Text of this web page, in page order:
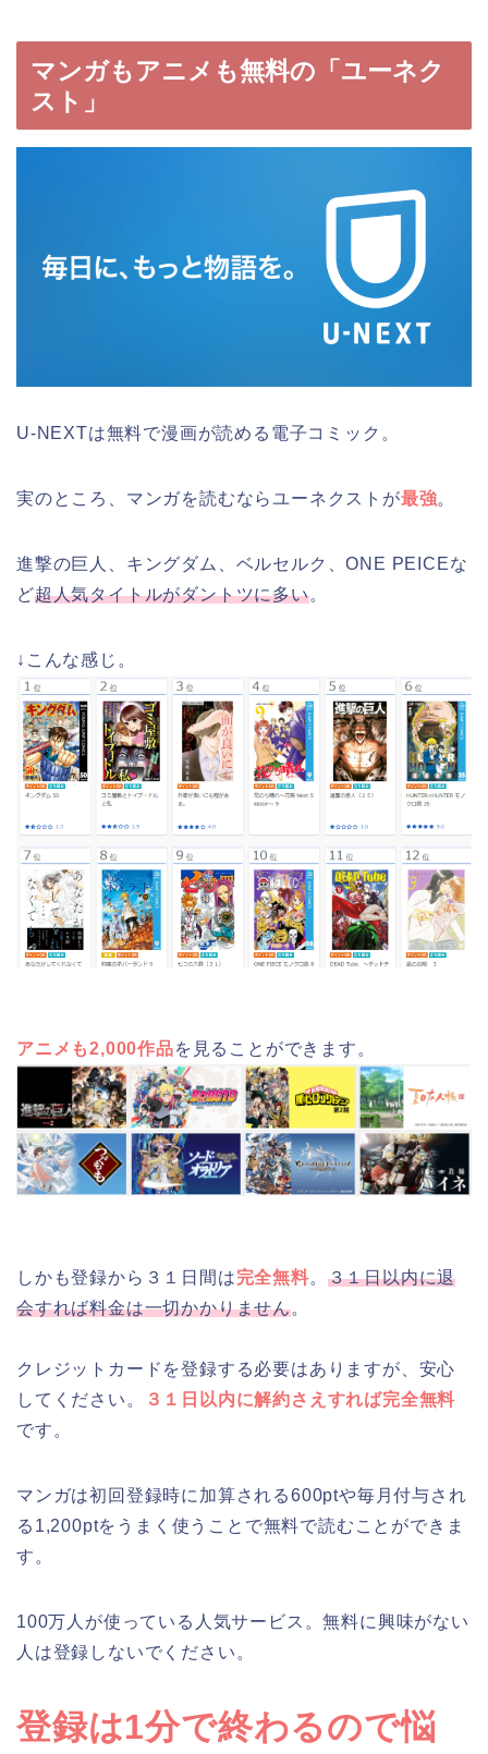
マンガもアニメも無料の「ユーネク
スト」
U-NEXTは無料で漫画が読める電子コミック。
実のところ、マンガを読むならユーネクストが最強。
進撃の巨人、キングダム、ベルセルク、ONE PEICEな
ど超人気タイトルがダントツに多い。
↓こんな感じ。
アニメも2,000作品を見ることができます。
しかも登録から３１日間は完全無料。 ３１日以内に退
会すれば料金は一切かかりません。
クレジットカードを登録する必要はありますが、安心
してください。
３１日以内に解約さえすれば完全無料
です。
マンガは初回登録時に加算される600ptや毎月付与され
る1,200ptをうまく使うことで無料で読むことができま
す。
100万人が使っている人気サービス。無料に興味がない
人は登録しないでください。
登録は1分で終わるので悩